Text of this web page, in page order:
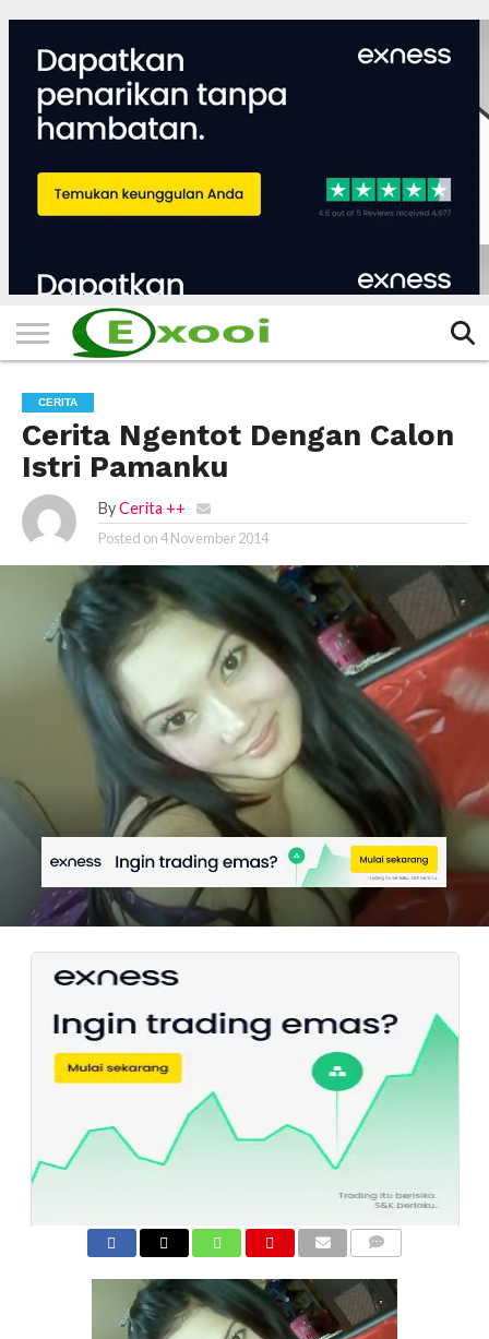
HOME
FILTER
BERITA
BIODATA
CERITA
CERPEN
EKSKLUSIF
FOTO
VIDEO
TIPS
MORE
CERITA
Cerita Ngentot Dengan Calon
Istri Pamanku
By Cerita ++
Posted on4 November 2014